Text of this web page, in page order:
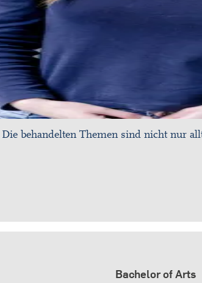
behandelten Themen sind nicht nur
Bachelor of Arts